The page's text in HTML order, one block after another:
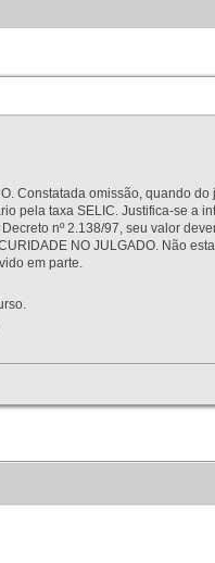
Constatada omissão, quando
pela taxa SELIC. Justifica-se a
nº 2.138/97, seu valor
NO JULGADO. Não
em parte.